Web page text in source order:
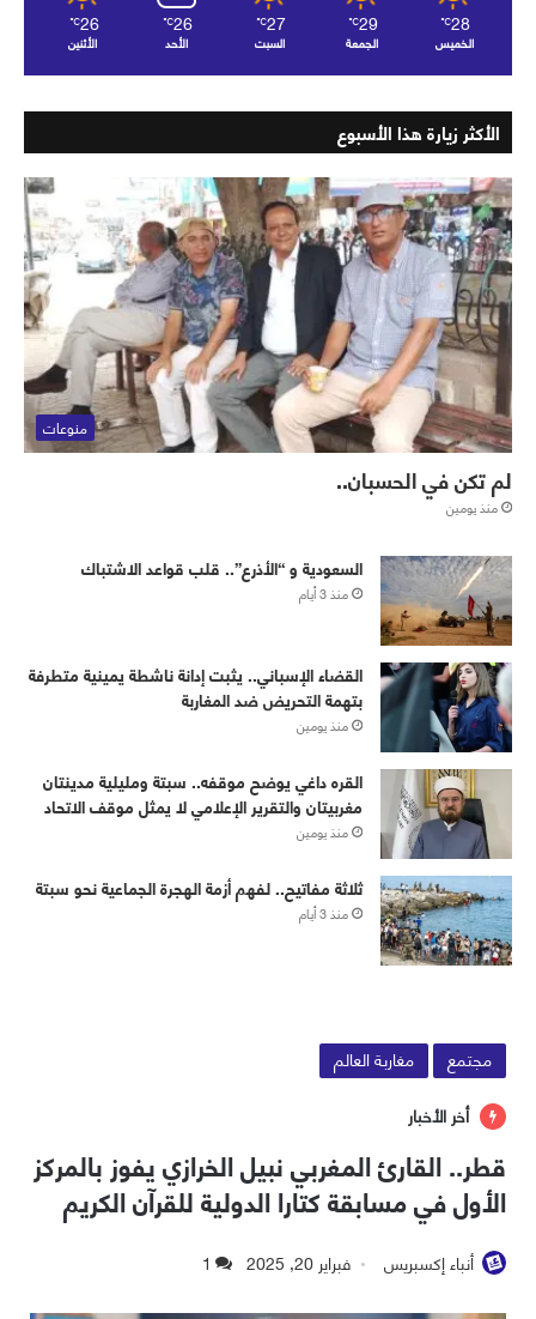
28
℃
الخميس
29
℃
الجمعة
27
℃
السبت
26
℃
الأحد
26
℃
الأثنين
الأكثر زيارة هذا الأسبوع
منوعات
لم تكن في الحسبان..
منذ يومين
‏⁧‫السعودية‬⁩ و “الأذرع”.. قلب قواعد الاشتباك
منذ 3 أيام
القضاء الإسباني.. يثبت إدانة ناشطة يمينية متطرفة
بتهمة التحريض ضد المغاربة
منذ يومين
القره داغي يوضح موقفه.. سبتة ومليلية مدينتان
مغربيتان والتقرير الإعلامي لا يمثل موقف الاتحاد
منذ يومين
ثلاثة مفاتيح.. لفهم أزمة الهجرة الجماعية نحو سبتة
منذ 3 أيام